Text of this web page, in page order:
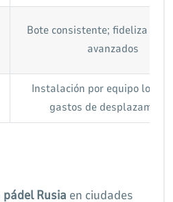
Bote consistente; fideliza
avanzados
Instalación por equipo local
gastos de
Rusia en ciudades